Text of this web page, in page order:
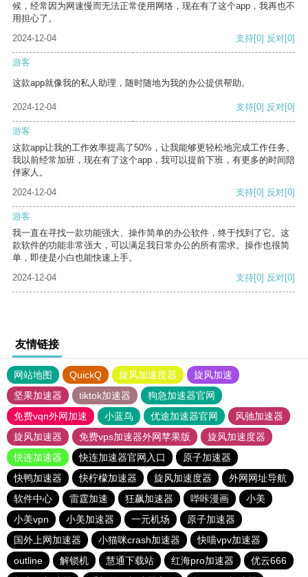
候，经常因为网速慢而无法正常使用网络，现在有了这个app，我再也不
用担心了。
2024-12-04
支持[0] 反对[0]
游客
这款app就像我的私人助理，随时随地为我的办公提供帮助。
2024-12-04 支持[0] 反对[0]
游客
这款app让我的工作效率提高了50%，让我能够更轻松地完成工作任务。
我以前经常加班，现在有了这个app，我可以提前下班，有更多的时间陪
伴家人。
2024-12-04
支持[0] 反对[0]
游客
我一直在寻找一款功能强大、操作简单的办公软件，终于找到了它。这
款软件的功能非常强大，可以满足我日常办公的所有需求。操作也很简
单，即使是小白也能快速上手。
2024-12-04
支持[0] 反对[0]
友情链接
网站地图 QuickQ 旋风加速度器
旋风加速
坚果加速器
tiktok加速器
狗急加速器官网
免费vqn外网加速
小蓝鸟 优途加速器官网
风驰加速器
旋风加速器
免费vps加速器外网苹果版
旋风加速度器
快连加速器
快连加速器官网入口
原子加速器
快鸭加速器
快柠檬加速器 旋风加速度器
外网网址导航
软件中心
雷霆加速 狂飙加速器 哔咔漫画
小美
小美vpn
小美加速器 一元机场
原子加速器
国外上网加速器
小猫咪crash加速器
快喵vpv加速器
outline
解锁机 慧通下载站 红海pro加速器
优云666